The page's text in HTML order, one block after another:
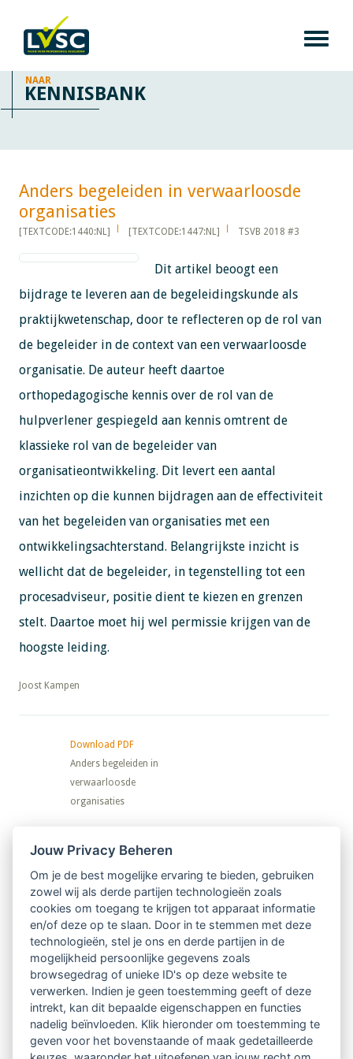
NAAR
KENNISBANK
Anders begeleiden in verwaarloosde
organisaties​​​​​​
[TEXTCODE:1440:NL] [TEXTCODE:1447:NL] TSVB 2018 #3
Dit artikel beoogt een
bijdrage te leveren aan de begeleidingskunde als
praktijkwetenschap, door te reflecteren op de rol van
de begeleider in de context van een verwaarloosde
organisatie. De auteur heeft daartoe
orthopedagogische kennis over de rol van de
hulpverlener gespiegeld aan kennis omtrent de
klassieke rol van de begeleider van
organisatieontwikkeling. Dit levert een aantal
inzichten op die kunnen bijdragen aan de effectiviteit
van het begeleiden van organisaties met een
ontwikkelingsachterstand. Belangrijkste inzicht is
wellicht dat de begeleider, in tegenstelling tot een
procesadviseur, positie dient te kiezen en grenzen
stelt. Daartoe moet hij wel permissie krijgen van de
hoogste leiding.
​​​​​​​Joost Kampen
Download PDF
Anders begeleiden in
verwaarloosde
organisaties
Nieuwsbrief
Ontvang 10 x per jaar de LVSC-
relatienieuwsbrief met o.a.:
vrij toegankelijke TsvB-artikelen
nieuws op het vlak van professioneel
begeleiden
informatie over LVSC-activiteiten
Jouw Privacy Beheren
Om je de best mogelijke ervaring te bieden, gebruiken
zowel wij als derde partijen technologieën zoals
cookies om toegang te krijgen tot apparaat informatie
en/of deze op te slaan. Door in te stemmen met deze
technologieën, stel je ons en derde partijen in de
mogelijkheid persoonlijke gegevens zoals
browsegedrag of unieke ID's op deze website te
verwerken. Indien je geen toestemming geeft of deze
intrekt, kan dit bepaalde eigenschappen en functies
nadelig beïnvloeden. Klik hieronder om toestemming te
geven voor het bovenstaande of maak gedetailleerde